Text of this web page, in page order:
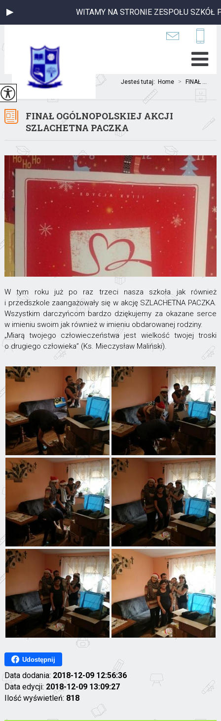
WITAMY NA STRONIE ZESPOŁU SZKÓŁ
Jesteś tutaj: Home > FINAŁ ...
FINAŁ OGÓLNOPOLSKIEJ AKCJI
SZLACHETNA PACZKA
W tym roku już po raz trzeci nasza szkoła jak również
i przedszkole zaangażowały się w akcję SZLACHETNA PACZKA.
Wszystkim darczyńcom bardzo dziękujemy za okazane serce
w imieniu swoim jak również w imieniu obdarowanej rodziny.
„Miarą twojego człowieczeństwa jest wielkość twojej troski
o drugiego człowieka” (Ks. Mieczysław Maliński).
Udostępnij
Data dodania: 2018-12-09 12:56:36
Data edycji: 2018-12-09 13:09:27
Ilość wyświetleń: 818